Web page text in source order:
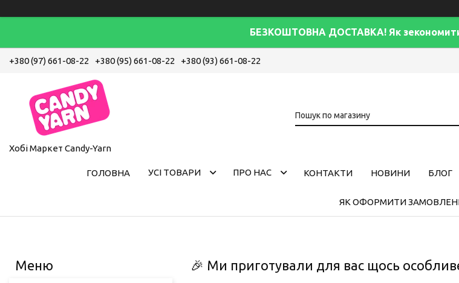
БЕЗКОШТОВНА ДОСТАВКА! Як зекономити
+380 (97) 661-08-22 +380 (95) 661-08-22 +380 (93) 661-08-22
Хобі Маркет Candy-Yarn
ГОЛОВНА УСІ ТОВАРИ ПРО НАС КОНТАКТИ НОВИНИ БЛОГ
ЯК ОФОРМИТИ
🎉 Ми приготували для вас щось